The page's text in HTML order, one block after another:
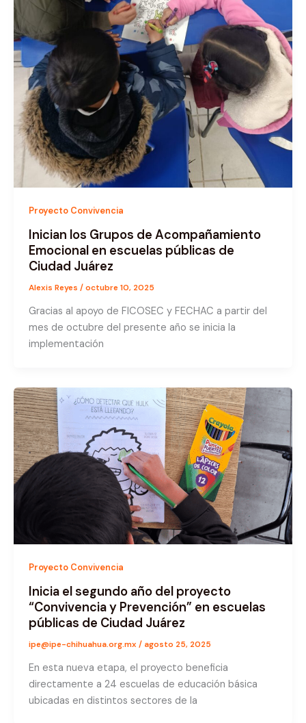
Proyecto Convivencia
Inician los Grupos de Acompañamiento
Emocional en escuelas públicas de
Ciudad Juárez
Alexis Reyes /octubre 10, 2025
Gracias al apoyo de FICOSEC y FECHAC a partir del
mes de octubre del presente año se inicia la
implementación
Proyecto Convivencia
Inicia el segundo año del proyecto
“Convivencia y Prevención” en escuelas
públicas de Ciudad Juárez
ipe@ipe-chihuahua.org.mx / agosto 25, 2025
En esta nueva etapa, el proyecto beneficia
directamente a 24 escuelas de educación básica
ubicadas en distintos sectores de la